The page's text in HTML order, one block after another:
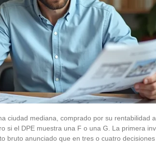
ciudad mediana, comprado por su rentabilidad
si el DPE muestra una F o una G. La primera
bruto anunciado que en tres o cuatro